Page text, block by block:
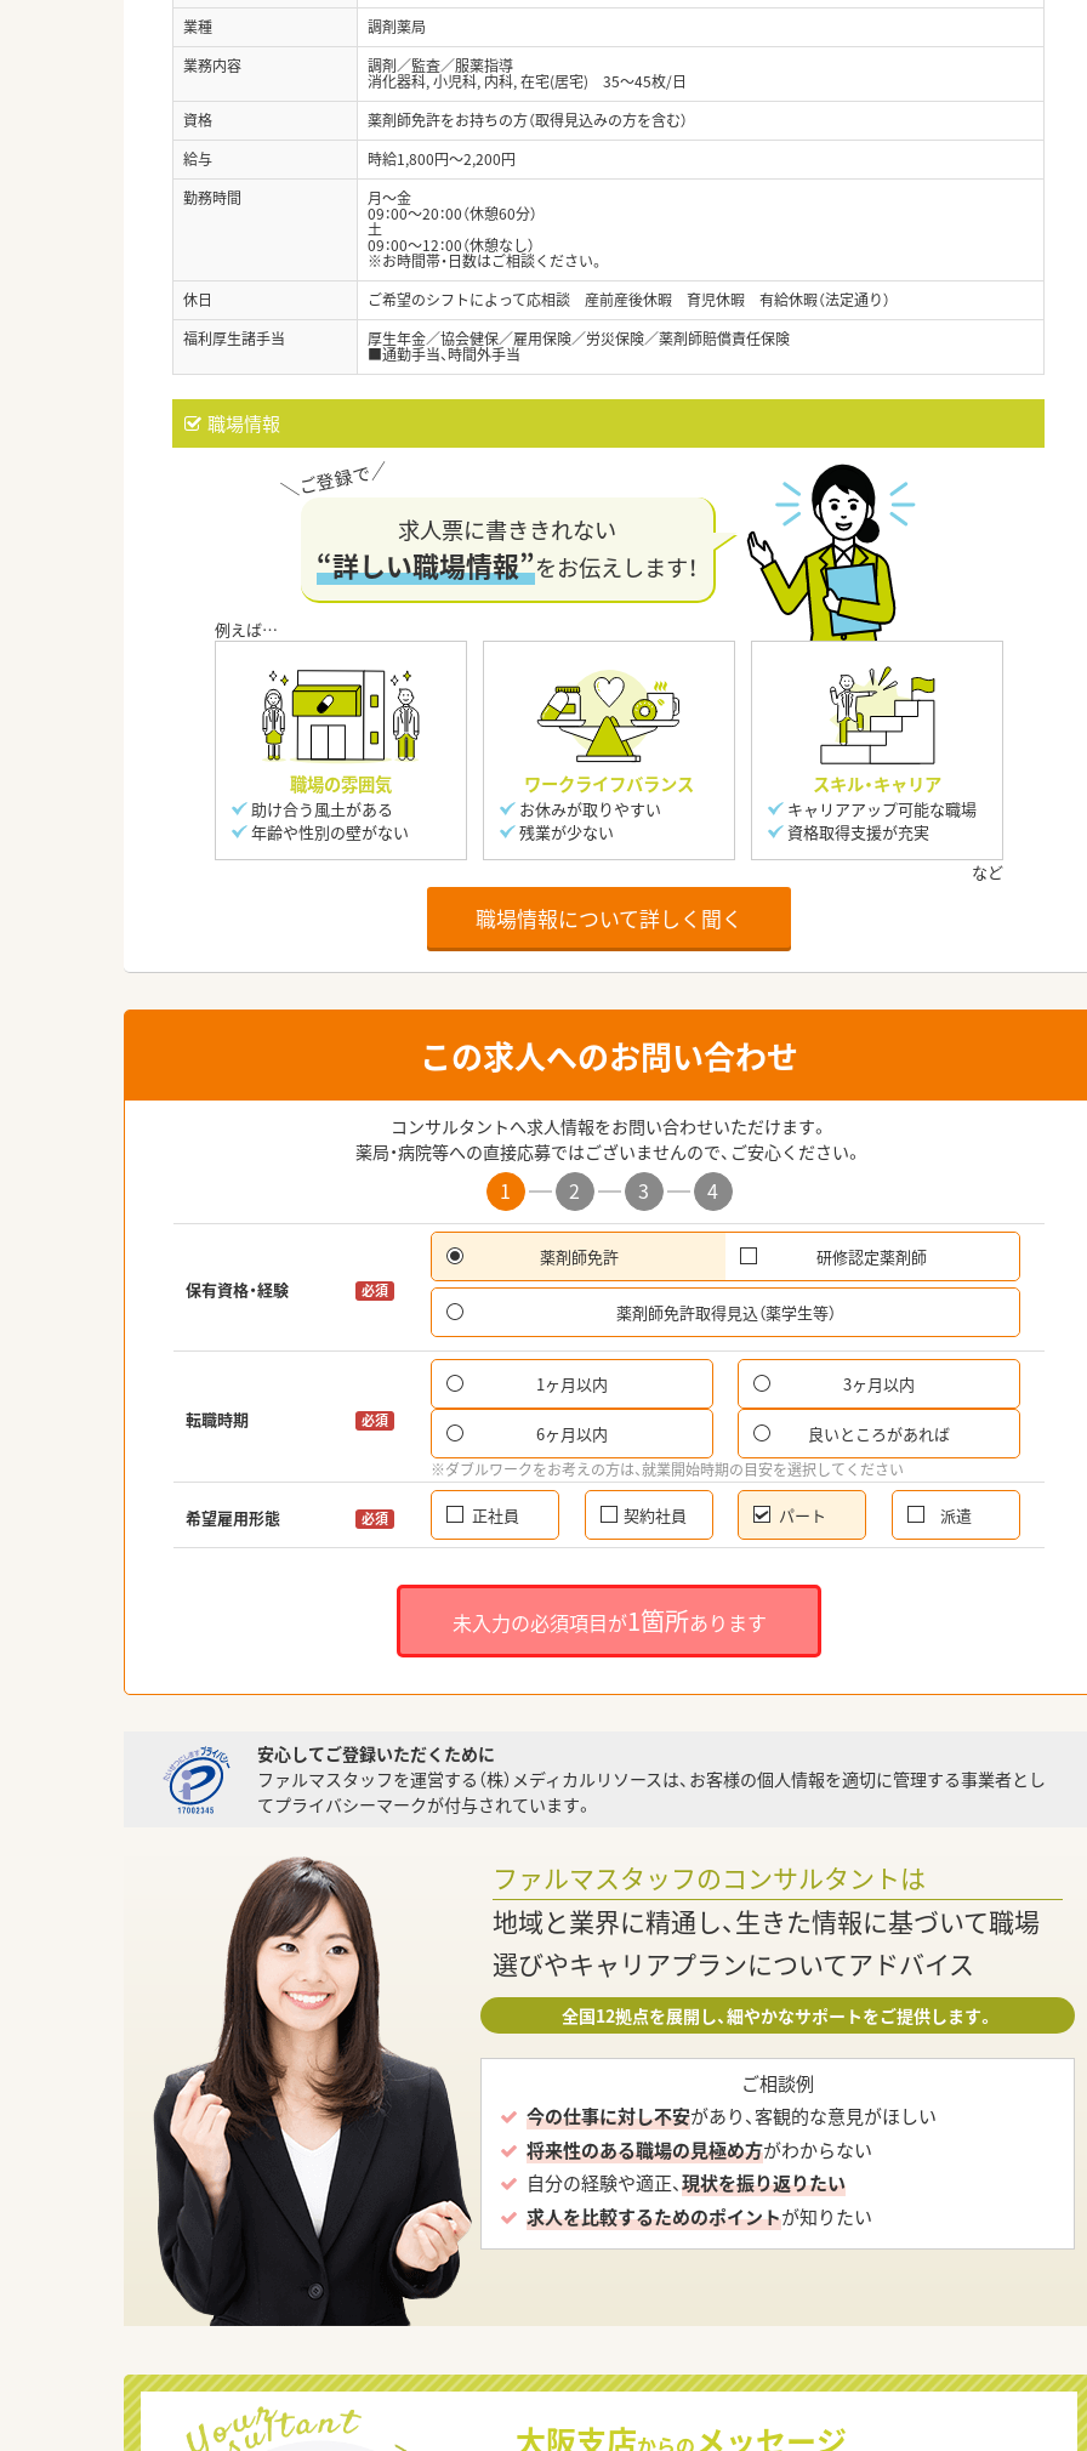
業種
調剤薬局
業務内容
調剤／監査／服薬指導
消化器科, 小児科, 内科, 在宅(居宅) 35～45枚/日
資格
薬剤師免許をお持ちの方（取得見込みの方を含む）
給与
時給1,800円～2,200円
勤務時間
月～金
09：00～20：00（休憩60分）
土
09：00～12：00（休憩なし）
※お時間帯・日数はご相談ください。
休日
ご希望のシフトによって応相談 産前産後休暇 育児休暇 有給休暇（法定通り）
福利厚生諸手当
厚生年金／協会健保／雇用保険／労災保険／薬剤師賠償責任保険
■通勤手当、時間外手当
職場情報
求人票に書ききれない
“詳しい職場情報”をお伝えします！
職場の雰囲気
助け合う風土がある
年齢や性別の壁がない
ワークライフバランス
お休みが取りやすい
残業が少ない
スキル・キャリア
キャリアアップ可能な職場
資格取得支援が充実
職場情報について詳しく聞く
この求人へのお問い合わせ
コンサルタントへ求人情報をお問い合わせいただけます。
薬局・病院等への直接応募ではございませんので、ご安心ください。
1 2 3 4
保有資格・経験 必須
薬剤師免許 研修認定薬剤師
薬剤師免許取得見込（薬学生等）
転職時期 必須
1ヶ月以内 3ヶ月以内
6ヶ月以内 良いところがあれば
※ダブルワークをお考えの方は、就業開始時期の目安を選択してください
希望雇用形態 必須 正社員 契約社員 パート 派遣
未入力の必須項目が1箇所あります
安心してご登録いただくために
ファルマスタッフを運営する（株）メディカルリソースは、お客様の個人情報を適切に管理する事業者とし
てプライバシーマークが付与されています。
ファルマスタッフのコンサルタントは
地域と業界に精通し、生きた情報に基づいて職場
選びやキャリアプランについてアドバイス
全国12拠点を展開し、細やかなサポートをご提供します。
ご相談例
今の仕事に対し不安があり、客観的な意見がほしい
将来性のある職場の見極め方がわからない
自分の経験や適正、現状を振り返りたい
求人を比較するためのポイントが知りたい
大阪支店 メッセージ